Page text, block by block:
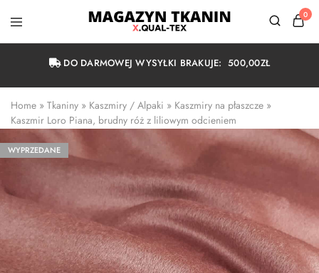
Magazyn
Warszawa
0
DO DARMOWEJ WYSYŁKI BRAKUJE:500,00ZŁ
Home » Tkaniny » Kaszmiry / Alpaki » Kaszmiry na płaszcze »
Kaszmir Loro Piana, brudny róż z liliowym odcieniem
WYPRZEDANE